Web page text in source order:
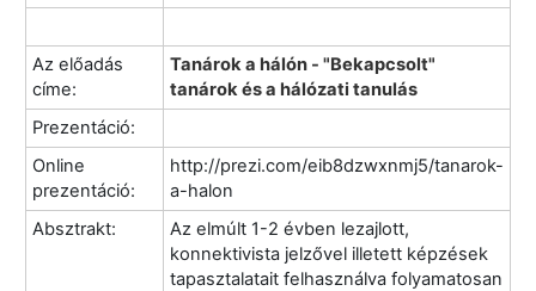
Az előadás
címe:
Tanárok a hálón - "Bekapcsolt"
tanárok és a hálózati tanulás
Prezentáció:
Online
prezentáció:
http://prezi.com/eib8dzwxnmj5/tanarok-
a-halon
Absztrakt:
Az elmúlt 1-2 évben lezajlott,
konnektivista jelzővel illetett képzések
tapasztalatait felhasználva folyamatosan